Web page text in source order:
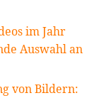
im Jahr
Auswahl an
von Bildern: